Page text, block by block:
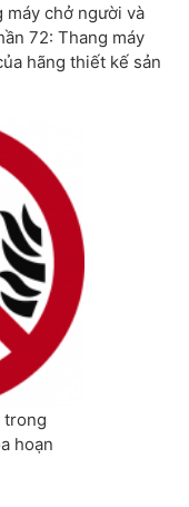
máy chở người và
72: Thang máy
hãng thiết kế sản
trong
hoạn